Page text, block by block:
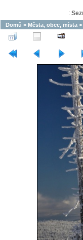
:
Domů > Města, obce, místa >